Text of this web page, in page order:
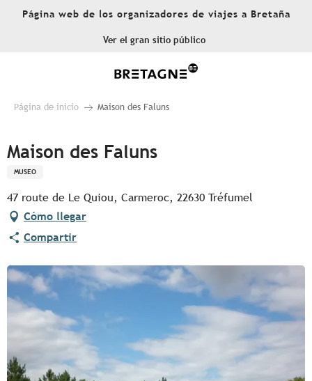
AllerPágina web de los organizadores de viajes a Bretaña
Ver el gran sitio público
Página de inicio Maison des Faluns
Maison des Faluns
MUSEO
47 route de Le Quiou, Carmeroc, 22630 Tréfumel
Cómo llegar
Compartir